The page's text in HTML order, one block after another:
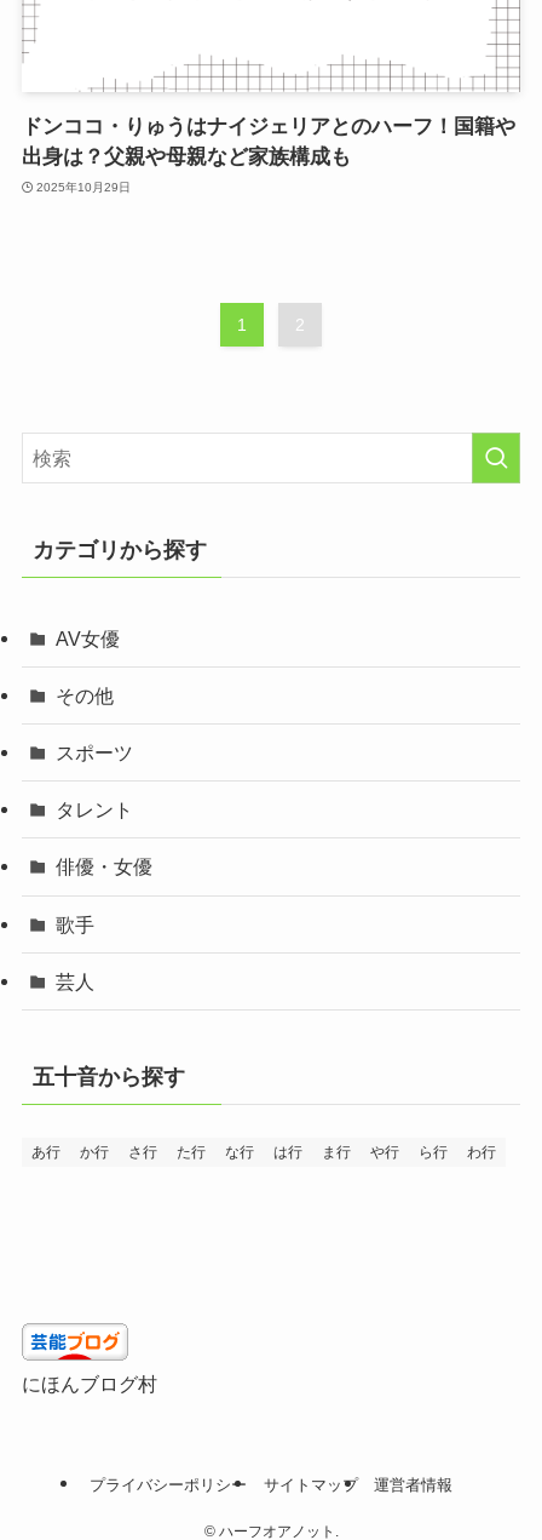
ドンココ・りゅうはナイジェリアとのハーフ！国籍や
出身は？父親や母親など家族構成も
2025年10月29日
1 2
カテゴリから探す
AV女優
その他
スポーツ
タレント
俳優・女優
歌手
芸人
五十音から探す
あ行 か行 さ行 た行 な行 は行 ま行 や行 ら行 わ行
にほんブログ村
プライバシーポリシー サイトマップ 運営者情報
©ハーフオアノット.